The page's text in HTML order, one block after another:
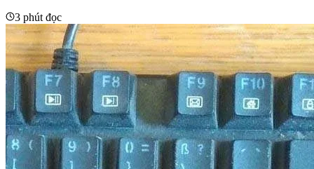
3 phút đọc